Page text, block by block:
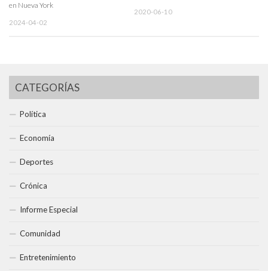
en Nueva York
2024-04-02
2020-06-10
CATEGORÍAS
Política
Economía
Deportes
Crónica
Informe Especial
Comunidad
Entretenimiento